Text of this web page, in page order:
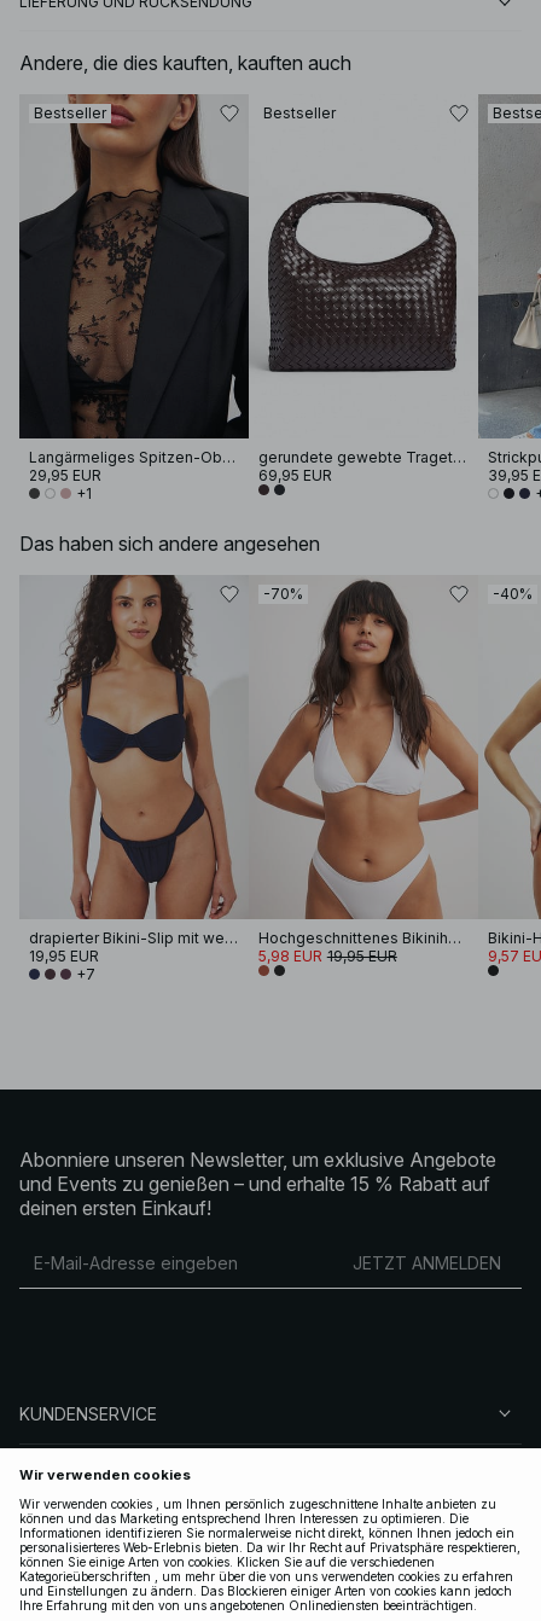
Andere, die dies kauften, kauften auch
Bestseller
Langärmeliges Spitzen-Oberteil
29,95 EUR
+1
Bestseller
gerundete gewebte Tragetasche
69,95 EUR
39,95
Das haben sich andere angesehen
drapierter Bikini-Slip mit weiten Trägern
19,95 EUR
+7
-70%
Hochgeschnittenes Bikinihöschen
5,98 EUR 19,95 EUR
-40%
9,57
Abonniere unseren Newsletter, um exklusive Angebote
und Events zu genießen – und erhalte 15 % Rabatt auf
deinen ersten Einkauf!
JETZT ANMELDEN
KUNDENSERVICE
ÜBER NA-KD
FOLGEN SIE UNS
LEGAL